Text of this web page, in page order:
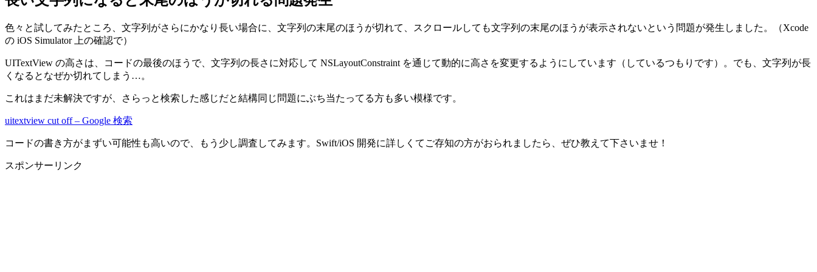
色々と試してみたところ、文字列がさらにかなり長い場合に、文字列の末尾のほうが切れて、スクロールしても文字列の末尾のほうが表示されないという問題が発生しました。（Xcode
の iOS Simulator 上の確認で）
UITextView の高さは、コードの最後のほうで、文字列の長さに対応して NSLayoutConstraint を通じて動的に高さを変更するようにしています（しているつもりです）。でも、文字列が長
くなるとなぜか切れてしまう…。
これはまだ未解決ですが、さらっと検索した感じだと結構同じ問題にぶち当たってる方も多い模様です。
uitextview cut off – Google 検索
コードの書き方がまずい可能性も高いので、もう少し調査してみます。Swift/iOS 開発に詳しくてご存知の方がおられましたら、ぜひ教えて下さいませ！
スポンサーリンク